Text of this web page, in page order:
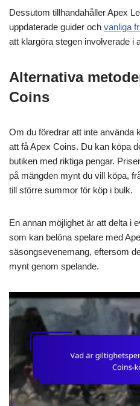
Dessutom tillhandahåller Apex
uppdaterade guider och vanliga
att klargöra stegen involverade i
Alternativa
Coins
Om du föredrar att inte använda
att få Apex Coins. Du kan köpa
butiken med riktiga pengar.
på mängden mynt du vill köpa,
till större summor för köp i bulk.
En annan möjlighet är att delta i
som kan belöna spelare med
säsongsevenemang, eftersom
mynt genom spelande.